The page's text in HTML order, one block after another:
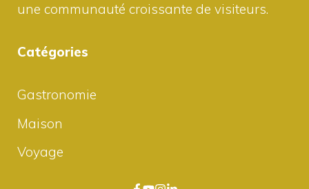
une communauté croissante de visiteurs.
Catégories
Gastronomie
Maison
Voyage